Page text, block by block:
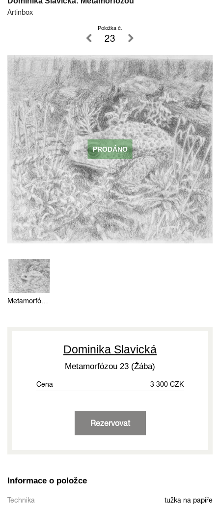
Artinbox
Položka č.
23
PRODÁNO
Metamorfózou 23 (Žába)
Dominika Slavická
Metamorfózou 23 (Žába)
Cena 3 300 CZK
Rezervovat
Informace o položce
Technika
tužka na papíře